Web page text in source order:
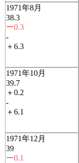
1971年8月
38.3
ー0.3
-
＋6.3
1971年10月
39.7
＋0.2
-
＋6.1
1971年12月
39
ー0.1